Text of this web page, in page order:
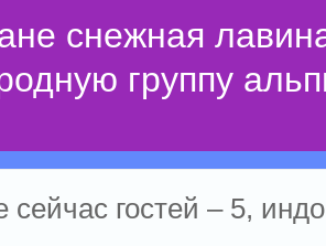
снежная
группу
гостей – 5,